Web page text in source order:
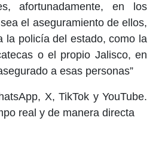
afortunadamente, en los
el aseguramiento de ellos,
la policía del estado, como la
o el propio Jalisco, en
a esas personas”
X, TikTok y YouTube.
real y de manera directa